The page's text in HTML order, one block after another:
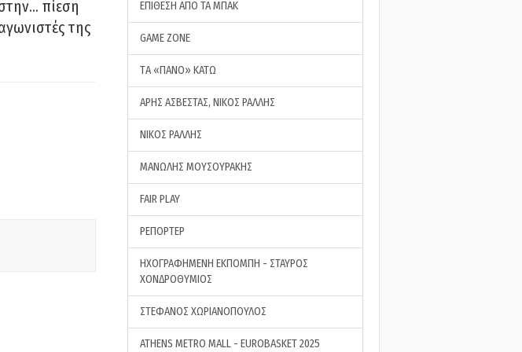
πίεση
της
ΕΠΙΘΕΣΗ ΑΠΟ ΤΑ ΜΠΑΚ
GAME ZONE
ΤA «ΠΑΝΟ» ΚΑΤΩ
ΑΡΗΣ ΑΣΒΕΣΤΑΣ, ΝΙΚΟΣ ΡΑΛΛΗΣ
ΝΙΚΟΣ ΡΑΛΛΗΣ
ΜΑΝΩΛΗΣ ΜΟΥΣΟΥΡΑΚΗΣ
FAIR PLAY
ΡΕΠΟΡΤΕΡ
ΗΧΟΓΡΑΦΗΜΕΝΗ ΕΚΠΟΜΠΗ - ΣΤΑΥΡΟΣ
ΧΟΝΔΡΟΘΥΜΙΟΣ
ΣΤΕΦΑΝΟΣ ΧΩΡΙΑΝΟΠΟΥΛΟΣ
ATHENS METRO MALL - EUROBASKET 2025